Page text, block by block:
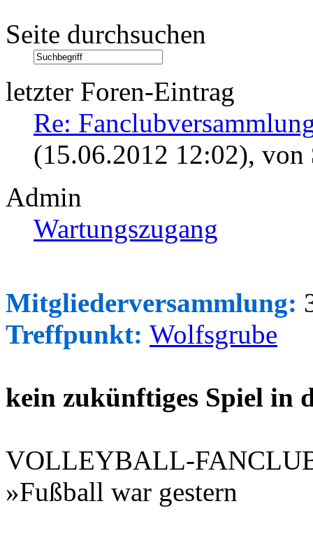
Seite durchsuchen
letzter Foren-Eintrag
Re:
(15.06.2012 12:02), von
Admin
Wartungszugang
Mitgliederversammlung:
Treffpunkt: Wolfsgrube
kein zukünftiges Spiel in
VOLLEYBALL-
»Fußball war gestern